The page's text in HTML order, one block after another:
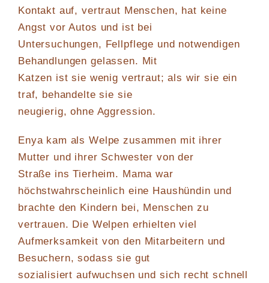
Kontakt auf, vertraut Menschen, hat keine
Angst vor Autos und ist bei
Untersuchungen, Fellpflege und notwendigen
Behandlungen gelassen. Mit
Katzen ist sie wenig vertraut; als wir sie ein
traf, behandelte sie sie
neugierig, ohne Aggression.
Enya kam als Welpe zusammen mit ihrer
Mutter und ihrer Schwester von der
Straße ins Tierheim. Mama war
höchstwahrscheinlich eine Haushündin und
brachte den Kindern bei, Menschen zu
vertrauen. Die Welpen erhielten viel
Aufmerksamkeit von den Mitarbeitern und
Besuchern, sodass sie gut
sozialisiert aufwuchsen und sich recht schnell